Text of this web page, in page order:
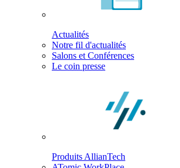
Actualités
Notre fil d'actualités
Salons et Conférences
Le coin presse
Produits AllianTech